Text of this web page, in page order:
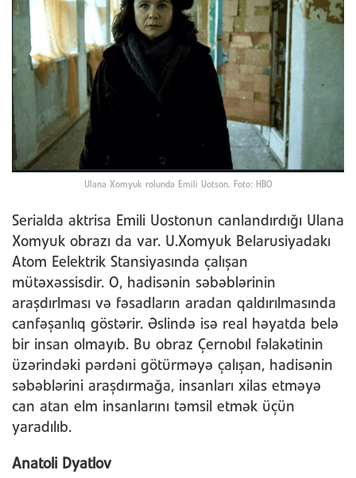
Ulana Xomyuk rolunda Emili Uotson. Foto: HBO
Serialda aktrisa Emili Uostonun canlandırdığı Ulana
Xomyuk obrazı da var. U.Xomyuk Belarusiyadakı
Atom Eelektrik Stansiyasında çalışan
mütəxəssisdir. O, hadisənin səbəblərinin
araşdırlması və fəsadların aradan qaldırılmasında
canfəşanlıq göstərir. Əslində isə real həyatda belə
bir insan olmayıb. Bu obraz Çernobıl fəlakətinin
üzərindəki pərdəni götürməyə çalışan, hadisənin
səbəblərini araşdırmağa, insanları xilas etməyə
can atan elm insanlarını təmsil etmək üçün
yaradılıb.
Anatoli Dyatlov